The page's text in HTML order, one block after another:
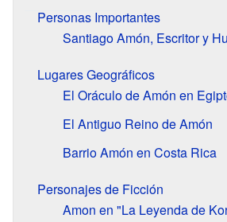
Personas Importantes
Santiago Amón, Escritor y
Lugares Geográficos
El Oráculo de Amón en
El Antiguo Reino de Amón
Barrio Amón en Costa Rica
Personajes de Ficción
Amon en "La Leyenda de